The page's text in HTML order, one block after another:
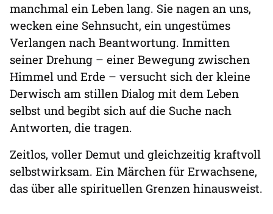
manchmal ein Leben lang. Sie nagen an uns,
wecken eine Sehnsucht, ein ungestümes
Verlangen nach Beantwortung. Inmitten
seiner Drehung – einer Bewegung zwischen
Himmel und Erde – versucht sich der kleine
Derwisch am stillen Dialog mit dem Leben
selbst und begibt sich auf die Suche nach
Antworten, die tragen.
Zeitlos, voller Demut und gleichzeitig kraftvoll
selbstwirksam. Ein Märchen für Erwachsene,
das über alle spirituellen Grenzen hinausweist.